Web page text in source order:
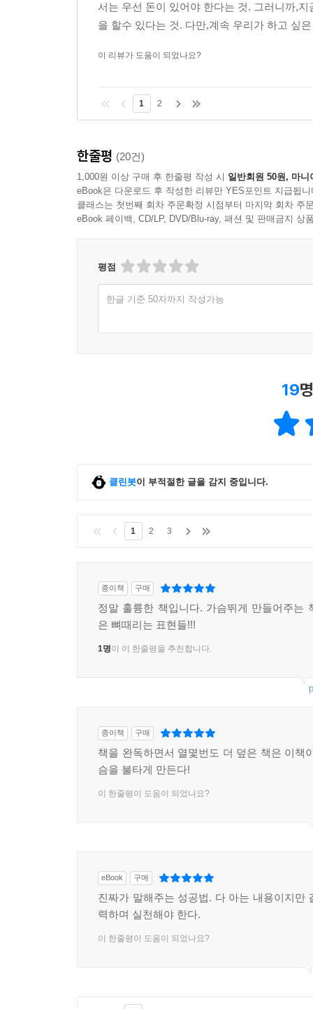
서는 우선 돈이 있어야 한다는 것. 그러니까,
을 할수 있다는 것. 다만,계속 우리가 하고 싶
이 리뷰가 도움이 되었나요?
1 2
한줄평 (20건)
1,000원 이상 구매 후 한줄평 작성 시 일반회원 50원, 마니
eBook은 다운로드 후 작성한 리뷰만 YES포인트 지급됩니
클래스는 첫번째 회차 주문확정 시점부터 마지막 회차 주
eBook 페이백, CD/LP, DVD/Blu-ray, 패션 및 판매금지 상
평점
한글 기준 50자까지 작성가능
19
클린봇이 부적절한 글을 감지 중입니다.
1 2 3
종이책 구매
정말 훌륭한 책입니다. 가슴뛰게 만들어주는
은 뼈때리는 표현들!!!
1명이 이 한줄평을 추천합니다.
종이책 구매
책을 완독하면서 열몇번도 더 덮은 책은 이책
슴을 불타게 만든다!
이 한줄평이 도움이 되었나요?
eBook 구매
진짜가 말해주는 성공법. 다 아는 내용이지만
력하며 실천해야 한다.
이 한줄평이 도움이 되었나요?